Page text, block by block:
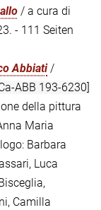
/ a cura di
- 111 Seiten
Abbiati/
ABB 193-6230]
della pittura
Maria
Barbara
Luca
Camilla